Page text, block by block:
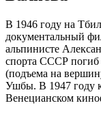
В 1946 году на
документальный
альпинисте
спорта СССР погиб
(подъема на
Ушбы. В 1947 году
Венецианском